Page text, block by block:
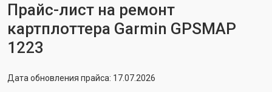
Прайс-лист на ремонт
картплоттера Garmin GPSMAP
1223
Дата обновления прайса: 17.07.2026